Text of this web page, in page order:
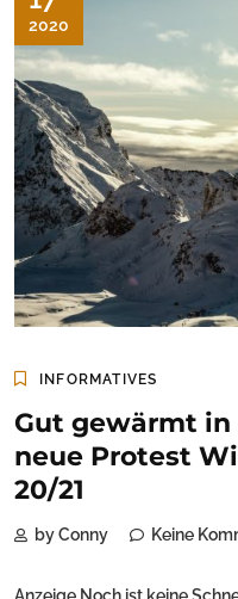
2020
INFORMATIVES
Gut gewärmt in
neue Protest
20/21
by Conny Keine